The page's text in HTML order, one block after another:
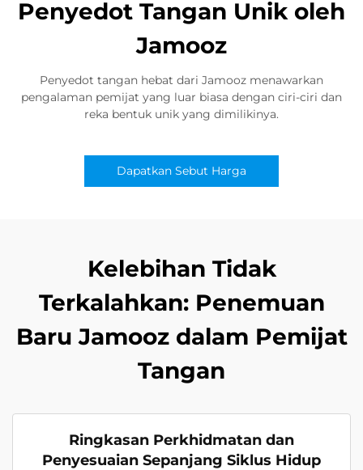
Penyedot Tangan Unik oleh
Jamooz
Penyedot tangan hebat dari Jamooz menawarkan
pengalaman pemijat yang luar biasa dengan ciri-ciri dan
reka bentuk unik yang dimilikinya.
Dapatkan Sebut Harga
Kelebihan Tidak
Terkalahkan: Penemuan
Baru Jamooz dalam Pemijat
Tangan
Ringkasan Perkhidmatan dan
Penyesuaian Sepanjang Siklus Hidup